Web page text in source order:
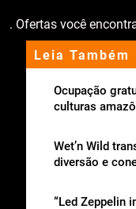
Leia Também
Ocupação
culturas
Wet’n Wild
diversão e
“Led Zeppelin
. Ofertas você